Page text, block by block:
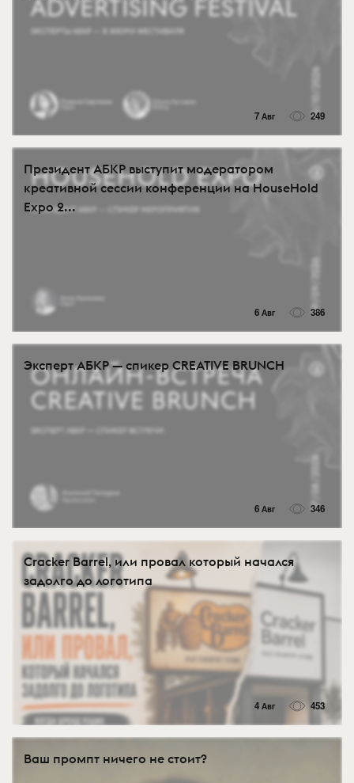
7 Авг 249
Президент АБКР выступит модератором
креативной сессии конференции на HouseHold
Expo 2...
6 Авг 386
Эксперт АБКР — спикер CREATIVE BRUNCH
6 Авг 346
Cracker Barrel, или провал который начался
задолго до логотипа
4 Авг 453
Ваш промпт ничего не стоит?